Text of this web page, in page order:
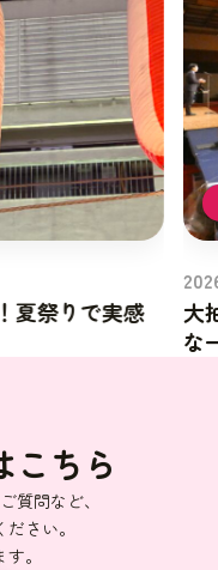
夏祭りで実感
大
な
こちら
質問など、
さい。
。